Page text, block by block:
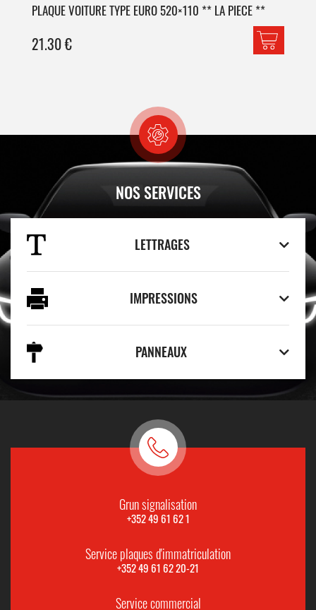
PLAQUE VOITURE TYPE EURO 520×110 ** LA PIECE **
21.30€
NOS SERVICES
LETTRAGES
IMPRESSIONS
PANNEAUX
Grun signalisation
+352 49 61 62 1
Service plaques d'immatriculation
+352 49 61 62 20-21
Service commercial